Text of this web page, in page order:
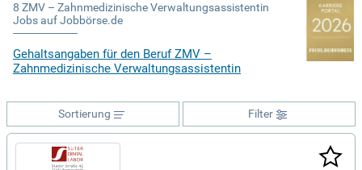
8 ZMV – Zahnmedizinische Verwaltungsassistentin
Jobs auf Jobbörse.de
Gehaltsangaben für den Beruf ZMV –
Zahnmedizinische Verwaltungsassistentin
Filter
Sortierung